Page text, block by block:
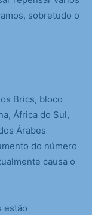
sobretudo o
Brics, bloco
África do Sul,
Árabes
do número
causa o
estão